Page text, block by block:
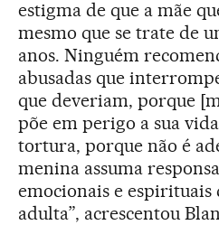
estigma de que a mãe
mesmo que se trate de
anos. Ninguém
abusadas que
que deveriam, porque
põe em perigo a sua
tortura, porque não é
menina assuma
emocionais e
adulta”, acrescentou